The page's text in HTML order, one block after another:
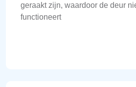
geraakt zijn, waardoor de deur
functioneert